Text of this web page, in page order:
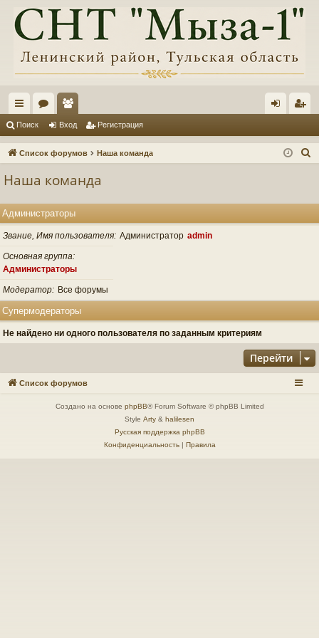
с
ы ум
ол
ьз
ел
и
д ис
Поиск Вход Регистрация
Список форумов Наша команда
Наша команда
Администраторы
Звание, Имя пользователя Администратор admin
Основная группа
Администраторы
Модератор Все форумы
Супермодераторы
Не найдено ни одного пользователя по заданным критериям
Перейти
Список форумов
Создано на основе phpBB® Forum Software © phpBB Limited
Style Arty & halilesen
Русская поддержка phpBB
Конфиденциальность| Правила